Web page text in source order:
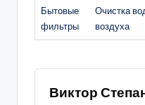
Бытовые
фильтры
Очистка
воздуха
Виктор